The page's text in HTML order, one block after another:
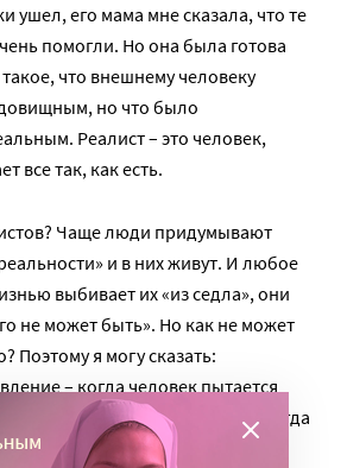
ушел, его мама мне сказала, что те
помогли. Но она была готова
что внешнему человеку
но что было
Реалист – это человек,
все так, как есть.
Чаще люди придумывают
и в них живут. И любое
выбивает их «из седла», они
не может быть». Но как не может
Поэтому я могу сказать:
– когда человек пытается
это не касается, меня это никогда
живу в совершенно другом